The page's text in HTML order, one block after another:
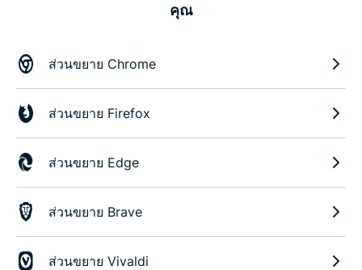
คุณ
ส่วนขยาย Chrome
ส่วนขยาย Firefox
ส่วนขยาย Edge
ส่วนขยาย Brave
ส่วนขยาย Vivaldi